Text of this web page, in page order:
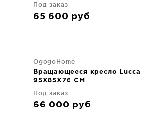
Под заказ
65 600 руб
OgogoHome
Вращающееся кресло Lucca
95X85X76 CM
Под заказ
66 000 руб